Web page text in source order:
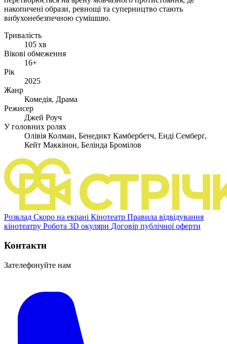
накопичені образи, ревнощі та суперництво стають
вибухонебезпечною сумішшю.
Тривалість
105 хв
Вікові обмеження
16+
Рік
2025
Жанр
Комедія, Драма
Режисер
Джей Роуч
У головних ролях
Олівія Колман, Бенедикт Камбербетч, Енді Семберґ,
Кейт Маккінон, Белінда Бромілов
Розклад Скоро на екрані Кінотеатр Правила відвідування
кінотеатру Робота 3D окуляри Договір публічної оферти
Контакти
Зателефонуйте нам